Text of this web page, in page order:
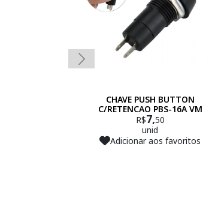
CHAVE PUSH BUTTON
C/RETENCAO PBS-16A VM
R$7,50
unid
Adicionar aos favoritos